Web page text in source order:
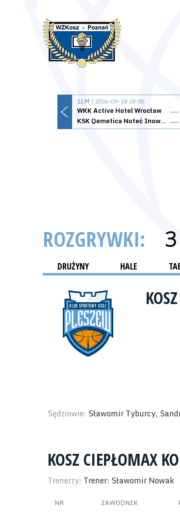
1LM | 2026-09-18 18:00
WKK Active Hotel Wrocław
---
KSK Qemetica Noteć Inowrocław ---
ROZGRYWKI:
DRUŻYNY HALE
Sędziowie: Sławomir Tyburcy,
KOSZ CIEPŁOMAX
Trenerzy: Trener: Sławomir Nowak
NR ZAWODNIK